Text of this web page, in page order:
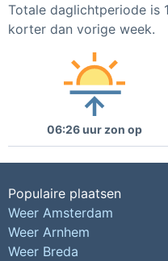
Totale daglichtperiode is
korter dan vorige week.
06:26 uur zon op
Populaire plaatsen
Weer Amsterdam
Weer Arnhem
Weer Breda